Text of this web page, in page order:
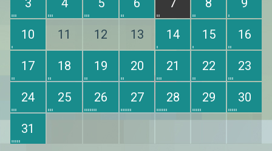
3 4 5 6 7 8 9
10 11 12 13 14 15 16
17 18 19 20 21 22 23
24 25 26 27 28 29 30
31